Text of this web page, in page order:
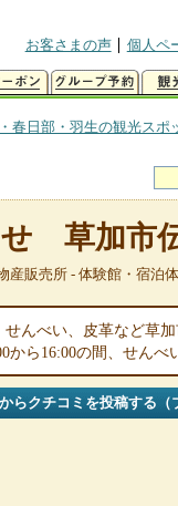
お客さまの声
個人ペ
春日部・羽生の観光スポ
草加市
産販売所 - 体験館・宿泊
せんべい、皮革など草
から16:00の間、せん
らクチコミを投稿する（